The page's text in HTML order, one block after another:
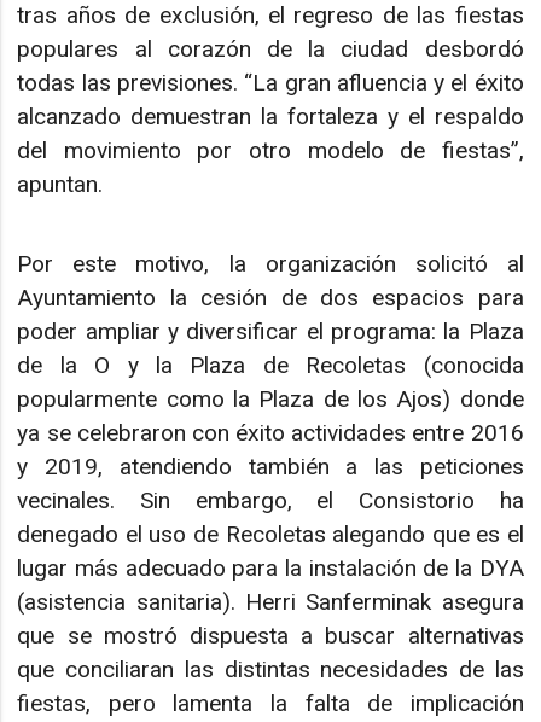
tras años de exclusión, el regreso de las fiestas
populares al corazón de la ciudad desbordó
todas las previsiones. “La gran afluencia y el éxito
alcanzado demuestran la fortaleza y el respaldo
del movimiento por otro modelo de fiestas”,
apuntan.
Por este motivo, la organización solicitó al
Ayuntamiento la cesión de dos espacios para
poder ampliar y diversificar el programa: la Plaza
de la O y la Plaza de Recoletas (conocida
popularmente como la Plaza de los Ajos) donde
ya se celebraron con éxito actividades entre 2016
y 2019, atendiendo también a las peticiones
vecinales. Sin embargo, el Consistorio ha
denegado el uso de Recoletas alegando que es el
lugar más adecuado para la instalación de la DYA
(asistencia sanitaria). Herri Sanferminak asegura
que se mostró dispuesta a buscar alternativas
que conciliaran las distintas necesidades de las
fiestas, pero lamenta la falta de implicación